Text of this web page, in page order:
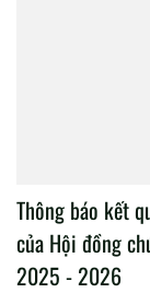
Thông báo kết
của Hội đồng
2025 - 2026